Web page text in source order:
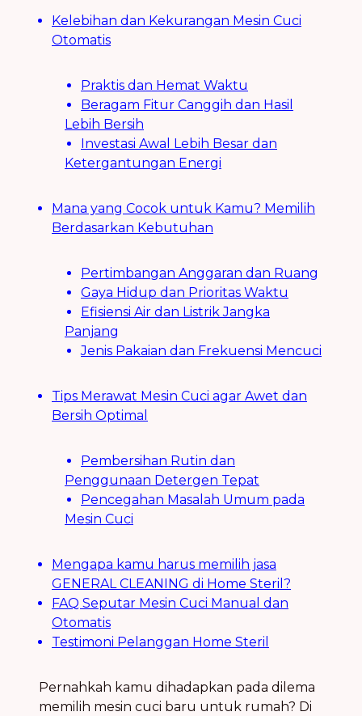
Kelebihan dan Kekurangan Mesin Cuci
Otomatis
Praktis dan Hemat Waktu
Beragam Fitur Canggih dan Hasil
Lebih Bersih
Investasi Awal Lebih Besar dan
Ketergantungan Energi
Mana yang Cocok untuk Kamu? Memilih
Berdasarkan Kebutuhan
Pertimbangan Anggaran dan Ruang
Gaya Hidup dan Prioritas Waktu
Efisiensi Air dan Listrik Jangka
Panjang
Jenis Pakaian dan Frekuensi Mencuci
Tips Merawat Mesin Cuci agar Awet dan
Bersih Optimal
Pembersihan Rutin dan
Penggunaan Detergen Tepat
Pencegahan Masalah Umum pada
Mesin Cuci
Mengapa kamu harus memilih jasa
GENERAL CLEANING di Home Steril?
FAQ Seputar Mesin Cuci Manual dan
Otomatis
Testimoni Pelanggan Home Steril
Pernahkah kamu dihadapkan pada dilema
memilih mesin cuci baru untuk rumah? Di